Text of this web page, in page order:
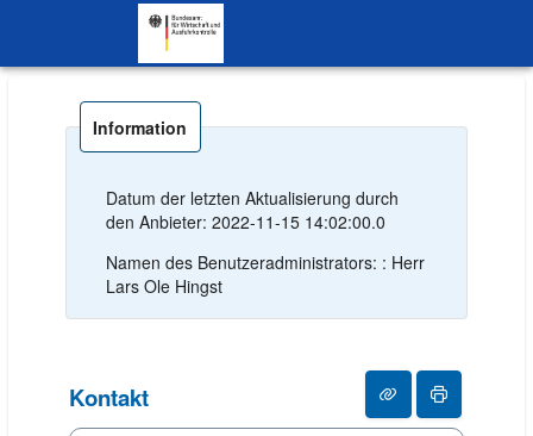
SKIP TO CONTENT.
Information
Datum der letzten Aktualisierung durch
den Anbieter: 2022-11-15 14:02:00.0
Namen des Benutzeradministrators: : Herr
Lars Ole Hingst
Kontakt